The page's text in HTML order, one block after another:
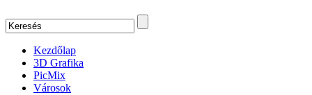
Kezdőlap
3D Grafika
PicMix
Városok